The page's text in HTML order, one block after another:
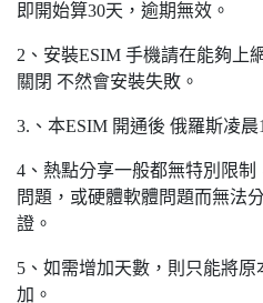
即開始算30天，逾期無效。
2、安裝ESIM 手機請在能夠上
關閉 不然會安裝失敗。
3.、本ESIM 開通後 俄羅斯凌
4、熱點分享一般都無特別限
問題，或硬體軟體問題而無法
證。
5、如需增加天數，則只能將原
加。